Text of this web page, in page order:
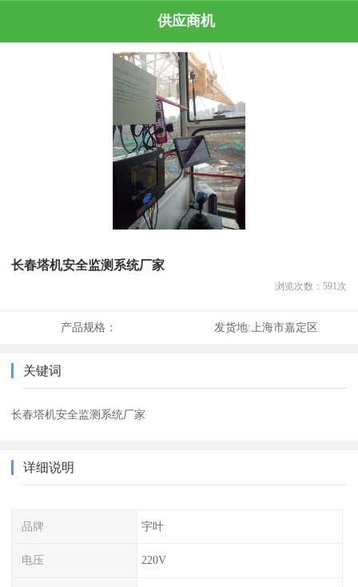
供应商机
长春塔机安全监测系统厂家
浏览次数： 591 次
产品规格： 发货地:上海市嘉定区
关键词
长春塔机安全监测系统厂家
详细说明
品牌 宇叶
电压 220V